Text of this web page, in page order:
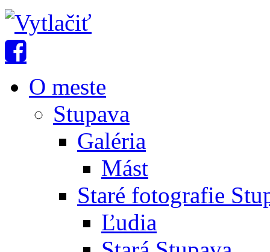
O meste
Stupava
Galéria
Mást
Staré fotografie
Ľudia